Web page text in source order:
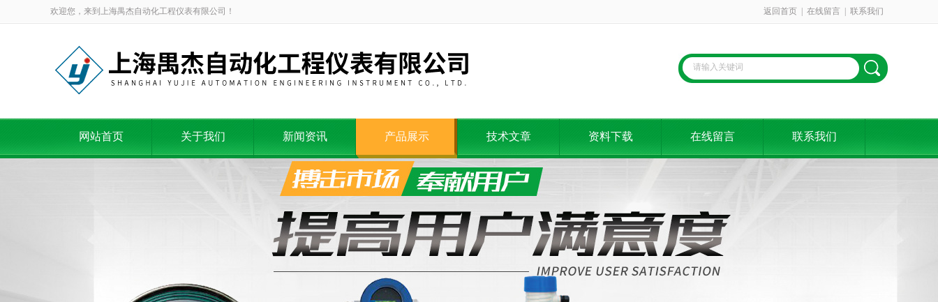
欢迎您，来到上海禺杰自动化工程仪表有限公司！ 返回首页 在线留言 联系我们
网站首页 关于我们 新闻资讯 产品展示 技术文章 资料下载 在线留言 联系我们